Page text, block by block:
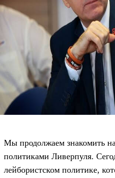
Мы продолжаем знакомить
политиками Ливерпуля.
лейбористском политике,